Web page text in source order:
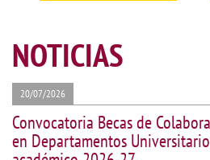
NOTICIAS
20/07/2026
Convocatoria Becas de
en Departamentos